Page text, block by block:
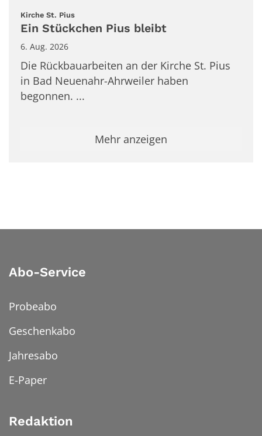
Kirche St. Pius:
Ein Stückchen Pius bleibt
6. Aug. 2026
Die Rückbauarbeiten an der Kirche St. Pius
in Bad Neuenahr-Ahrweiler haben
begonnen. ...
Mehr anzeigen
Abo-Service
Probeabo
Geschenkabo
Jahresabo
E-Paper
Redaktion